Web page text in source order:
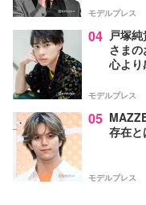
モデルプレス
04 戸塚
さまの
心より
モデルプレス
05
存在と
モデルプレス